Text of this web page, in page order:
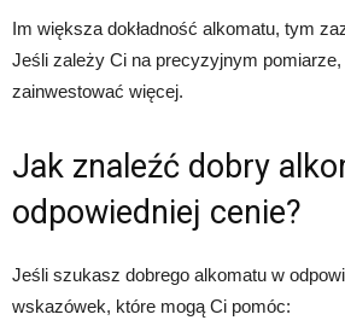
Im większa dokładność alkomatu, tym
Jeśli zależy Ci na precyzyjnym
zainwestować więcej.
Jak znaleźć dobry
odpowiedniej cenie?
Jeśli szukasz dobrego alkomatu w
wskazówek, które mogą Ci pomóc: